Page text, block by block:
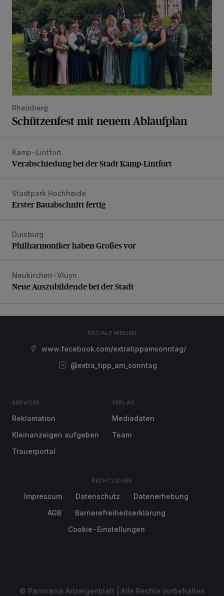
Rheinberg
Schützenfest mit neuem Ablaufplan
Verabschiedung bei der Stadt Kamp-Lintfort
Kamp-Lintfort
Verabschiedung bei der Stadt Kamp-Lintfort
Erster Bauabschnitt fertig
Stadtpark Hochheide
Erster Bauabschnitt fertig
Philharmoniker haben Großes vor
Duisburg
Philharmoniker haben Großes vor
Neue Auszubildende bei der Stadt
Neukirchen-Vluyn
Neue Auszubildende bei der Stadt
SOZIALE MEDIEN
www.facebook.com/extratippamsonntag/
@extra_tipp_am_sonntag
SERVICES
Reklamation
Kleinanzeigen aufgeben
Trauerportal
VERLAG
Mediadaten
Team
RECHTLICHES
Impressum Datenschutz
Datenerhebung
AGB
Barrierefreiheitserklärung
Cookie-Einstellungen
© Panorama Anzeigenblatt | Alle Rechte vorbehalten